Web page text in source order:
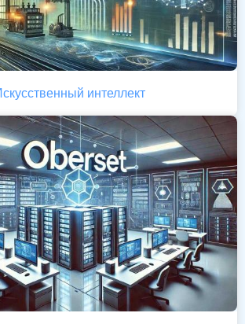
интеллект